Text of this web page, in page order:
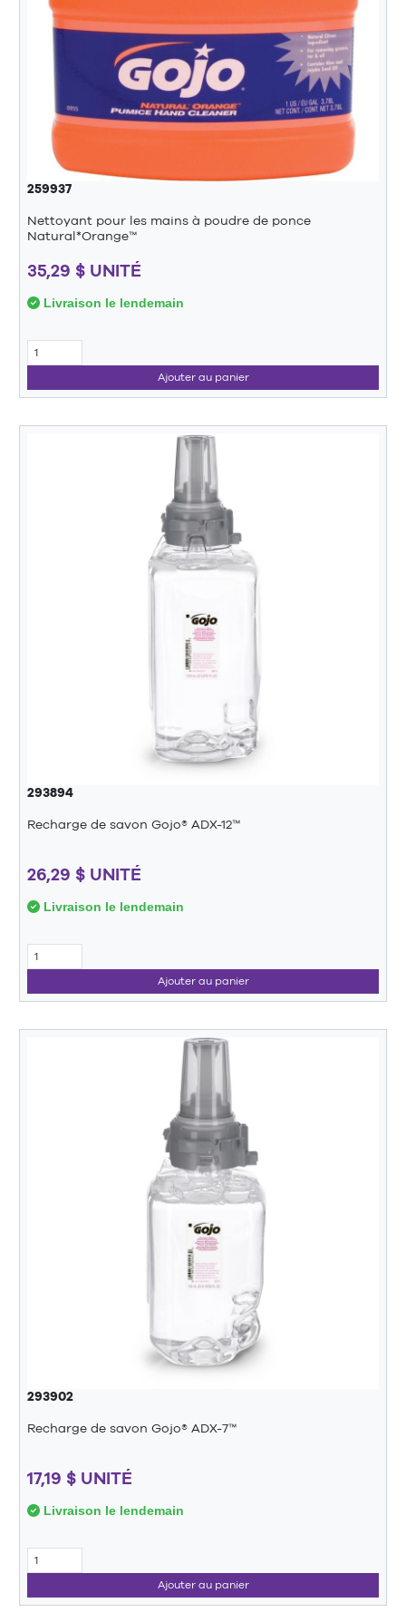
259937
Nettoyant pour les mains à poudre de ponce
Natural*Orange™
35,29 $ UNITÉ
Livraison le lendemain
Ajouter au panier
293894
Recharge de savon Gojo® ADX-12™
26,29 $ UNITÉ
Livraison le lendemain
Ajouter au panier
293902
Recharge de savon Gojo® ADX-7™
17,19 $ UNITÉ
Livraison le lendemain
Ajouter au panier